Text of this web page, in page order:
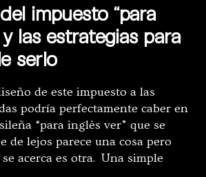
impuesto “para
las estrategias para
serlo
de este impuesto a las
podría perfectamente caber en
“para inglês ver” que se
de lejos parece una cosa pero
acerca es otra. Una simple